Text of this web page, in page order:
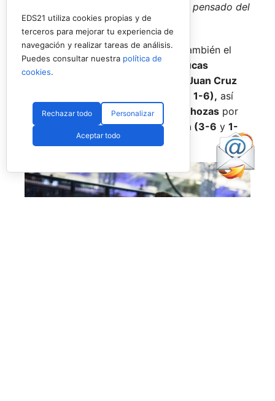
esto, no quiero imaginar qué habría pensado del
resto».Juzguen ustedes mismos.
En otro orden de cosas, destacar también el
asalto sufrido porJavi Garrido
Lucas
Juan Cruz
1-6), así
como el deJavi Barahonay Álex Chozas por
parte de
David GalayEnzo Jensen (3-6 y 1-
6).
EDS21 utiliza cookies propias y de
terceros para mejorar tu experiencia de
navegación y realizar tareas de análisis.
Puedes consultar nuestra política de
cookies.
Rechazar todo Personalizar
Aceptar todo